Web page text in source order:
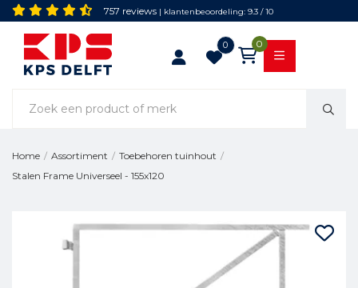
757 reviews | klantenbeoordeling: 9.3 / 10
0 0
Home / Assortiment / Toebehoren tuinhout /
Stalen Frame Universeel - 155x120